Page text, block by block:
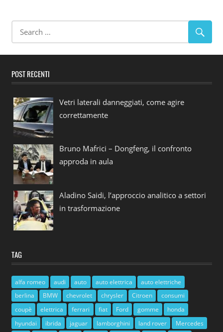
POST RECENTI
Vetri laterali danneggiati, come agire
correttamente
Bruno Mafrici – Dongfeng, il confronto
approda in aula
Aladino Saidi, l’approccio analitico a settori
in trasformazione
TAG
alfa romeo audi auto auto elettrica
auto elettriche
berlina
BMW chevrolet chrysler Citroen
consumi
coupè
elettrica ferrari fiat Ford gomme
honda
hyundai
ibrida jaguar lamborghini land rover
Mercedes